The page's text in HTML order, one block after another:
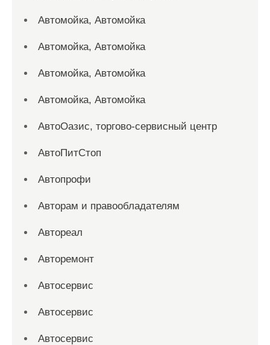
Автомойка, Автомойка
Автомойка, Автомойка
Автомойка, Автомойка
Автомойка, Автомойка
АвтоОазис, торгово-сервисный центр
АвтоПитСтоп
Автопрофи
Авторам и правообладателям
Автореал
Авторемонт
Автосервис
Автосервис
Автосервис